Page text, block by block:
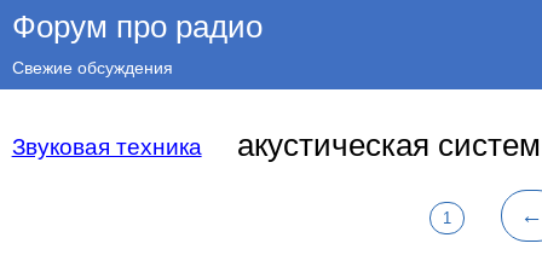
Форум про радио
Свежие обсуждения
Звуковая техника акустическая
1 ←